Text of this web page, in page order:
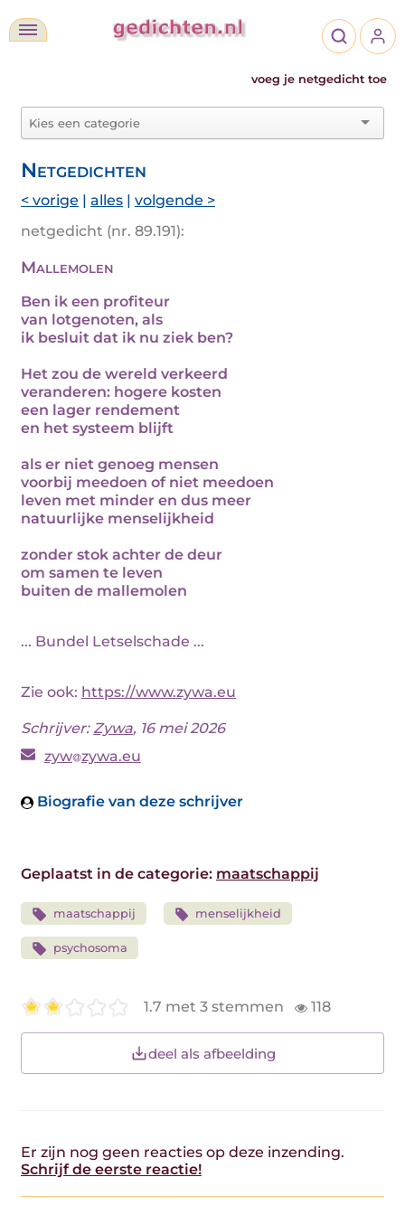
voeg je netgedicht toe
Netgedichten
< vorige | alles | volgende >
netgedicht (nr. 89.191):
Mallemolen
Ben ik een profiteur
van lotgenoten, als
ik besluit dat ik nu ziek ben?
Het zou de wereld verkeerd
veranderen: hogere kosten
een lager rendement
en het systeem blijft
als er niet genoeg mensen
voorbij meedoen of niet meedoen
leven met minder en dus meer
natuurlijke menselijkheid
zonder stok achter de deur
om samen te leven
buiten de mallemolen
... Bundel Letselschade ...
Zie ook: https://www.zywa.eu
Schrijver:Zywa, 16 mei 2026
zyw zywa.eu
Biografie van deze schrijver
Geplaatst in de categorie: maatschappij
maatschappij menselijkheid
psychosoma
1.7 met 3 stemmen 118
deel als afbeelding
Er zijn nog geen reacties op deze inzending.
Schrijf de eerste reactie!